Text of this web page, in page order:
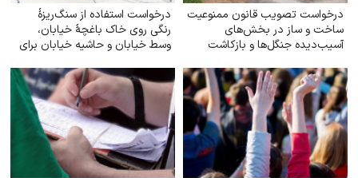
درخواست تصویب قانون ممنوعیت
ساخت و ساز در بخش‌های
آسیب‌دیده جنگل‌ها و بازکاشت
آسیب‌دیده
درخواست استفاده از سنگ‌ریزهٔ
رنگی روی خاک باغچهٔ خیابان،
وسط خیابان و حاشیه خیابان برای